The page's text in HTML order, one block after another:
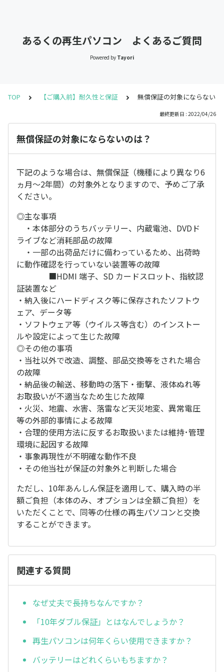
あるくの再生パソコン よくあるご質問
Powered by Tayori
TOP 【ご購入前】耐久性と保証 無償保証の対象にならないの
最終更新日 : 2022/04/26
無償保証の対象にならないのは？
下記のような場合は、無償保証（機種により異なり6
ヵ月～2年間）の対象外となりますので、予めご了承
ください。
◎主な事項
・本体部分のうちバッテリー、内蔵電池、DVDド
ライブなど消耗部品の故障
・一部の出荷品だけに備わっているため、出荷時
に動作確認を行っていない装置等の故障
■HDMI 端子、SD カードスロット、指紋認
証装置など
・納入後にハードディスク等に保存されたソフトウ
ェア、データ等
・ソフトウェア等（ウイルス等含む）のインストー
ルや設定によって生じた故障
◎その他の事項
・当社以外で改造、調整、部品交換等をされた場合
の故障
・納品後の輸送、移動時の落下・衝撃、液体ぬれ等
お取扱いが不適当なため生じた故障
・火災、地震、水害、落雷など天災地変、異常電圧
等の外部的事情による故障
・合理的使用方法に反するお取扱いまたは維持･管理
環境に起因する故障
・事象再現性が不明確な動作不良
・その他当社が保証の対象外と判断した場合
ただし、10年あんしん保証を適用して、購入時の半
額ご負担（本体のみ、オプションは全額ご負担）を
いただくことで、同等の仕様の再生パソコンと交換
することができます。
関連する質問
なぜ丈夫で長持ちなんですか？
「10年ダブル保証」とはなんでしょうか？
再生パソコンは何年くらい使用できますか？
バッテリーはどれくらいもちますか？